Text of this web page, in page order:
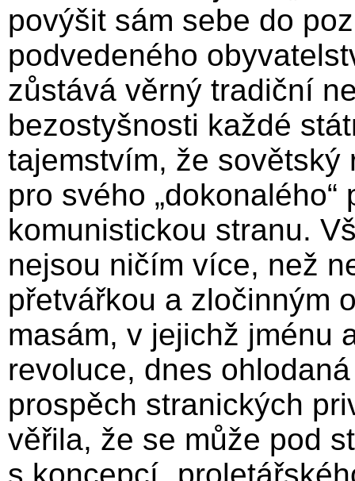
povýšit sám sebe do
podvedeného
zůstává věrný tradiční
bezostyšnosti každé
tajemstvím, že sovětský
pro svého
komunistickou stranu.
nejsou ničím více, než
přetvářkou a zločinným
masám, v jejichž jménu
revoluce, dnes
prospěch stranických
věřila, že se může pod